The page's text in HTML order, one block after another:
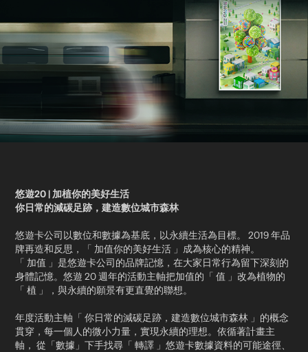
悠遊20 | 加植你的美好生活
你日常的減碳足跡，建造數位城市森林
悠遊卡公司以數位和數據為基底，以永續生活為目標。 2019 年品
牌再造和反思，「 加值你的美好生活 」成為核心的精神。
「 加值 」是悠遊卡公司的品牌記憶，在大家日常行為留下深刻的
身體記憶。悠遊 20 週年的活動主軸把加值的「 值 」改為植物的
「 植 」，與永續的願景有更直覺的聯想。​
年度活動主軸「 你日常的減碳足跡，建造數位城市森林 」的概念
貫穿，每一個人的微小力量，實現永續的理想。依循著計畫主
軸， 從「數據」下手找尋「 轉譯 」悠遊卡數據資料的可能途徑、